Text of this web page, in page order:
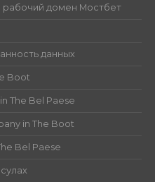
рабочий домен Мостбет
данных
Boot
The Bel Paese
in The Boot
Bel Paese